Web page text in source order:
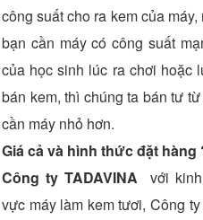
công suất cho ra kem của
bạn cần máy có công suất
của học sinh lúc ra chơi hoặc
bán kem, thì chúng ta bán tư
cần máy nhỏ hơn.
Giá cả và hình thức đặt hàng
Công ty TADAVINA với
vực máy làm kem tươi, Công